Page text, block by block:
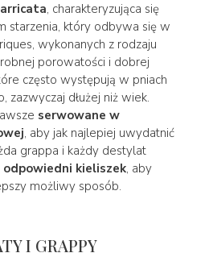
, charakteryzująca się
starzenia, który odbywa się w
wykonanych z rodzaju
porowatości i dobrej
często występują w pniach
zazwyczaj dłużej niż wiek.
serwowane w
, aby jak najlepiej uwydatnić
grappa i każdy destylat
odpowiedni kieliszek, aby
możliwy sposób.
I GRAPPY